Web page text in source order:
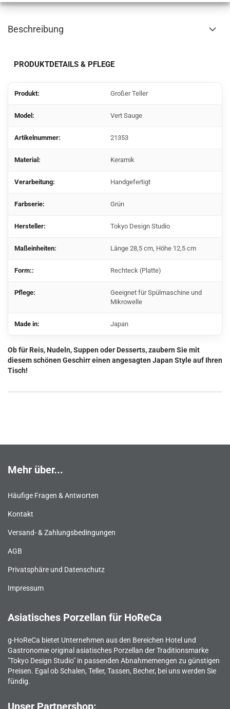
Beschreibung
PRODUKTDETAILS & PFLEGE
Produkt: Großer Teller
Model: Vert Sauge
Artikelnummer: 21353
Material: Keramik
Verarbeitung: Handgefertigt
Farbserie: Grün
Hersteller: Tokyo Design Studio
Maßeinheiten: Länge 28,5 cm, Höhe 12,5 cm
Form:: Rechteck (Platte)
Pflege:
Geeignet für Spülmaschine und
Mikrowelle
Made in: Japan
Ob für Reis, Nudeln, Suppen oder Desserts, zaubern Sie mit
diesem schönen Geschirr einen angesagten Japan Style auf Ihren
Tisch!
Mehr über...
Häufige Fragen & Antworten
Kontakt
Versand- & Zahlungsbedingungen
AGB
Privatsphäre und Datenschutz
Impressum
Asiatisches Porzellan für HoReCa
g-HoReCa bietet Unternehmen aus den Bereichen Hotel und
Gastronomie original asiatisches Porzellan der Traditionsmarke
"Tokyo Design Studio" in passenden Abnahmemengen zu günstigen
Preisen. Egal ob Schalen, Teller, Tassen, Becher, bei uns werden Sie
fündig.
Unser Partnershop: